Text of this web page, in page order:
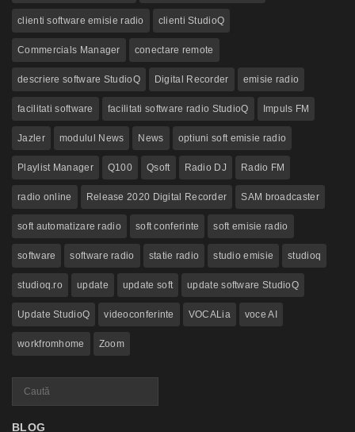
clienti software emisie radio clienti StudioQ
Commercials Manager conectare remote
descriere software StudioQ Digital Recorder emisie radio
facilitati software facilitati software radio StudioQ Impuls FM
Jazler modulul News News optiuni soft emisie radio
Playlist Manager Q100 Qsoft Radio DJ Radio FM
radio online Release 2020 Digital Recorder SAM broadcaster
soft automatizare radio soft conferinte soft emisie radio
software software radio statie radio studio emisie studioq
studioq.ro update update soft update software StudioQ
Update StudioQ videoconferinte VOCALia voce AI
workfromhome Zoom
BLOG